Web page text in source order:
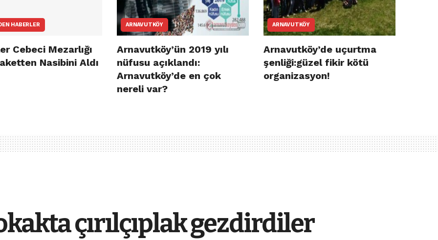
HABERLER
Cebeci Mezarlığı
Nasibini Aldı
ARNAVUTKÖY
Arnavutköy’ün 2019 yılı
nüfusu açıklandı:
Arnavutköy’de en çok
nereli var?
ARNAVUTKÖY
Arnavutköy’de uçurtma
şenliği:güzel fikir kötü
organizasyon!
çırılçıplak gezdirdiler